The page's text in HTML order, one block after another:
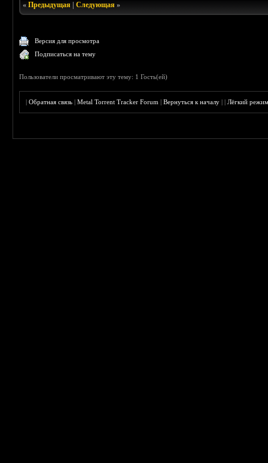
«Предыдущая |Следующая »
Версия для просмотра
Подписаться на тему
Пользователи просматривают эту тему: 1 Гость(ей)
|Обратная связь |Metal Torrent Tracker Forum |Вернуться к началу ||Лёгкий